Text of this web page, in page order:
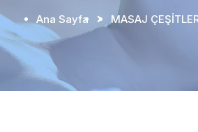
Ana Sayfa MASAJ